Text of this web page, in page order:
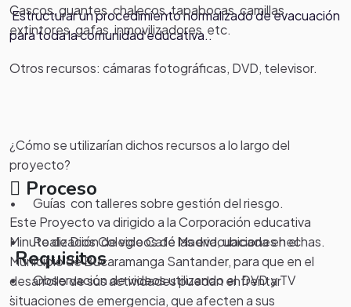
Estructurar un procedimiento normalizado de evacuación
para toda la comunidad educativa..
Cascos, guantes, chalecos, tapabocas, camillas,
extintores, gafas, inmovilizadores etc.
Otros recursos: cámaras fotográficas, DVD, televisor.
¿Cómo se utilizarían dichos recursos a lo largo del
proyecto?
• Guías con talleres sobre gestión del riesgo.
• Realización de videos de las evacuaciones hechas.
• Observación de videos utilizando el DVD y TV
Requisitos
.
Proceso
Este Proyecto va dirigido a la Corporación educativa
Minuto de Dios Colegio Café Madrid, ubicada en el
Municipio de Bucaramanga Santander, para que en el
desarrollo de sus actividades puedan enfrentar
situaciones de emergencia, que afecten a sus